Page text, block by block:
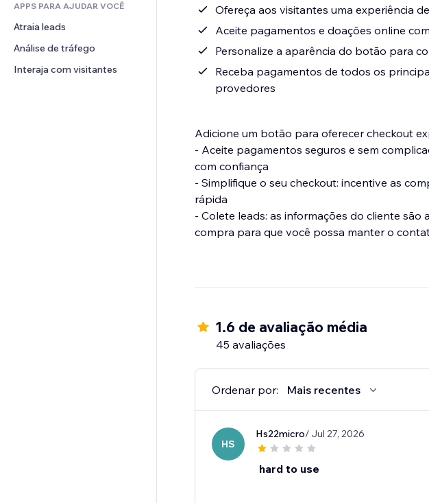
Previsão do tempo
Tabelas e gráficos
CRM
APPS PARA AJUDAR VOCÊ
Atraia leads
Análise de tráfego
Interaja com visitantes
Ofereça aos visitantes uma experiência
Aceite pagamentos e doações online
Personalize a aparência do botão para
Receba pagamentos de todos os
provedores
Adicione um botão para oferecer checkout
- Aceite pagamentos seguros e sem
com confiança
- Simplifique o seu checkout: incentive as
rápida
- Colete leads: as informações do cliente
compra para que você possa manter o
1.6 de avaliação média
45 avaliações
Ordenar por: Mais recentes
HS
Hs22micro/ Jul 27, 2026
hard to use